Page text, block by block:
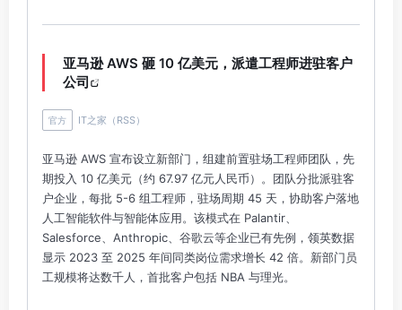
亚马逊 AWS 砸 10 亿美元，派遣工程师进驻客户
公司
官方 IT之家（RSS）
亚马逊 AWS 宣布设立新部门，组建前置驻场工程师团队，先
期投入 10 亿美元（约 67.97 亿元人民币）。团队分批派驻客
户企业，每批 5-6 组工程师，驻场周期 45 天，协助客户落地
人工智能软件与智能体应用。该模式在 Palantir、
Salesforce、Anthropic、谷歌云等企业已有先例，领英数据
显示 2023 至 2025 年间同类岗位需求增长 42 倍。新部门员
工规模将达数千人，首批客户包括 NBA 与理光。